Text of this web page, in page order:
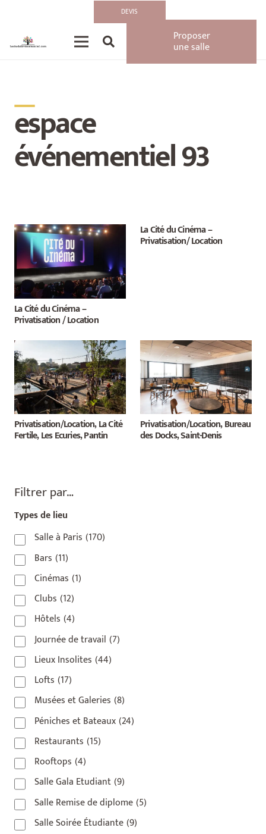
DEVIS
Proposer
une salle
__
espace
événementiel 93
La Cité du Cinéma –
Privatisation / Location
La Cité du Cinéma –
Privatisation/ Location
Privatisation/Location, La Cité
Fertile, Les Ecuries, Pantin
Privatisation/Location, Bureau
des Docks, Saint-Denis
Filtrer par…
Types de lieu
Salle à Paris (170)
Bars (11)
Cinémas (1)
Clubs (12)
Hôtels (4)
Journée de travail (7)
Lieux Insolites (44)
Lofts (17)
Musées et Galeries (8)
Péniches et Bateaux(24)
Restaurants (15)
Rooftops (4)
Salle Gala Etudiant(9)
Salle Remise de diplome(5)
Salle Soirée Étudiante(9)